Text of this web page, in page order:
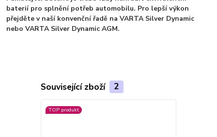
baterií pro splnění potřeb automobilu. Pro lepší výkon
přejděte v naší konvenční řadě na VARTA Silver Dynamic
nebo VARTA Silver Dynamic AGM.
Související zboží 2
TOP produkt